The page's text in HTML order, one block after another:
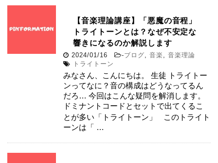
【音楽理論講座】「悪魔の音程」
トライトーンとは？なぜ不安定な
響きになるのか解説します
2024/01/16 -ブログ ,音楽 ,音楽理論
トライトーン
みなさん、こんにちは。 生徒 トライトー
ンってなに？音の構成はどうなってるん
だろ… 今回はこんな疑問を解消します。
ドミナントコードとセットで出てくるこ
とが多い「トライトーン」 このトライト
ーンは「 …